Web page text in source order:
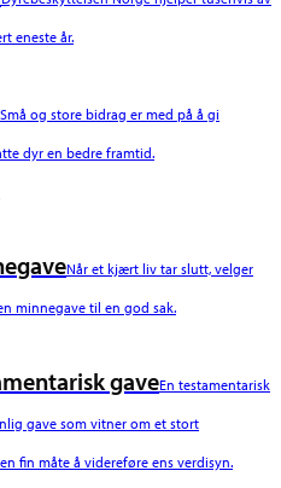
eneste år.
Små og store bidrag er med på å gi
dyr en bedre framtid.
Når et kjært liv tar slutt, velger
minnegave til en god sak.
gaveEn testamentarisk
gave som vitner om et stort
fin måte å videreføre ens verdisyn.